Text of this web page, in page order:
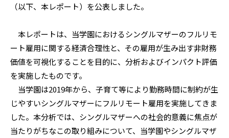
（以下、本レポート）を公表しました。
本レポートは、当学園におけるシングルマザーのフルリモ
ート雇用に関する経済合理性と、その雇用が生み出す非財務
価値を可視化することを目的に、分析およびインパクト評価
を実施したものです。
当学園は2019年から、子育て等により勤務時間に制約が生
じやすいシングルマザーにフルリモート雇用を実施してきま
した。本分析では、シングルマザーへの社会的意義に焦点が
当たりがちなこの取り組みについて、当学園やシングルマザ